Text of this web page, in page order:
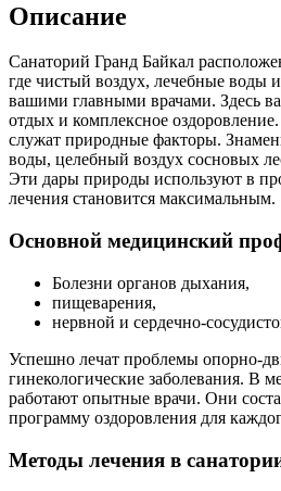
Описание
Санаторий Гранд Байкал
где чистый воздух, лечебные воды и
вашими главными врачами. Здесь
отдых и комплексное
служат природные факторы.
воды, целебный воздух сосновых
Эти дары природы используют в
лечения становится максимальным.
Основной медицинский
Болезни органов дыхания,
пищеварения,
нервной и сердечно-
Успешно лечат проблемы опорно-
гинекологические заболевания. В
работают опытные врачи. Они
программу оздоровления для
Методы лечения в